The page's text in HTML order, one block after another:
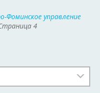
Фоминское управление
4